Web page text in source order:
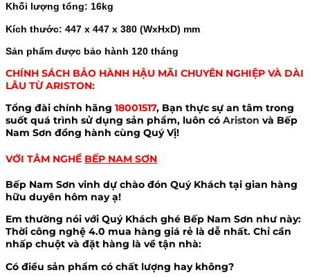
Khối lượng tổng: 16kg
Kích thước: 447 x 447 x 380 (WxHxD) mm
Sản phẩm được bảo hành 120 tháng
CHÍNH SÁCH BẢO HÀNH HẬU MÃI CHUYÊN NGHIỆP VÀ DÀI
LÂU TỪ ARISTON:
Tổng đài chính hãng 18001517, Bạn thực sự an tâm trong
suốt quá trình sử dụng sản phẩm, luôn có Ariston và Bếp
Nam Sơn đồng hành cùng Quý Vị!
VỚI TÂM NGHỀ BẾP NAM SƠN
Bếp Nam Sơn vinh dự chào đón Quý Khách tại gian hàng
hữu duyên hôm nay ạ!
Em thường nói với Quý Khách ghé Bếp Nam Sơn như này:
Thời công nghệ 4.0 mua hàng giá rẻ là dễ nhất. Chỉ cần
nhấp chuột và đặt hàng là về tận nhà:
Có điều sản phẩm có chất lượng hay không?